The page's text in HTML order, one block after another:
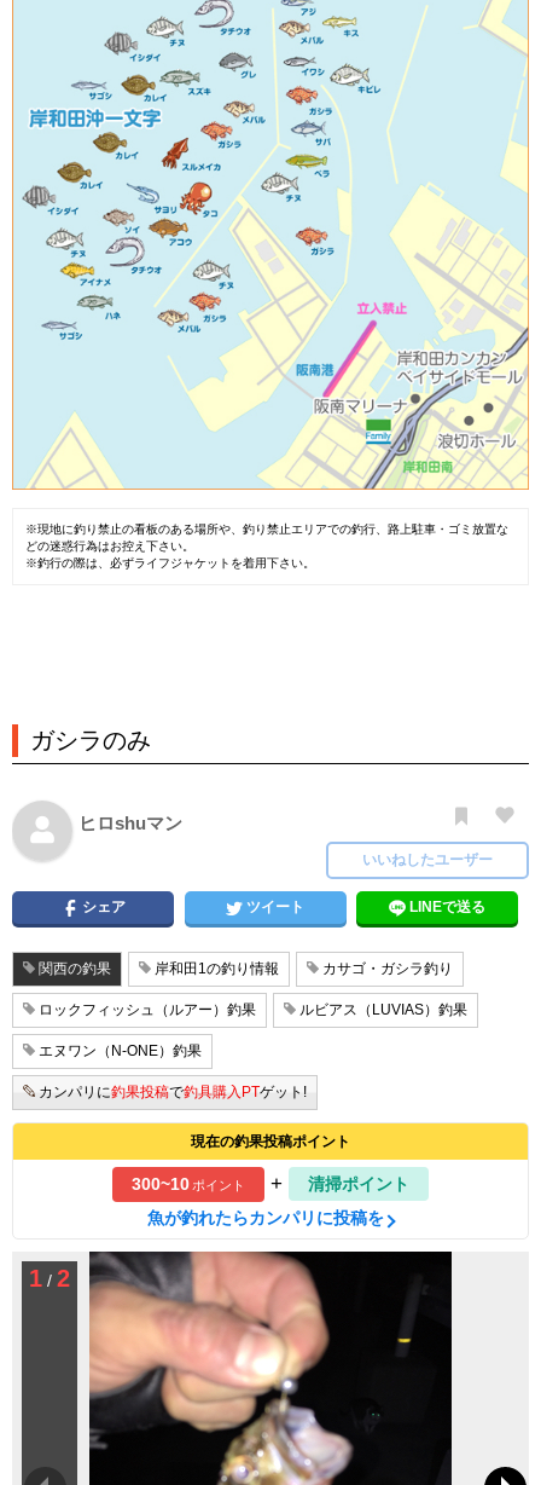
※現地に釣り禁止の看板のある場所や、釣り禁止エリアでの釣行、路上駐車・ゴミ放置な
どの迷惑行為はお控え下さい。
※釣行の際は、必ずライフジャケットを着用下さい。
ガシラのみ
ヒロshuマン
いいねしたユーザー
シェア ツイート LINEで送る
関西の釣果 岸和田1の釣り情報 カサゴ・ガシラ釣り
ロックフィッシュ（ルアー）釣果 ルビアス（LUVIAS）釣果
エヌワン（N-ONE）釣果
カンパリに釣果投稿で釣具購入PTゲット!
現在の釣果投稿ポイント
300~10ポイント +
清掃ポイント
魚が釣れたらカンパリに投稿を
1 / 2